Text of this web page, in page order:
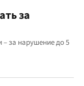
за
за нарушение до 5